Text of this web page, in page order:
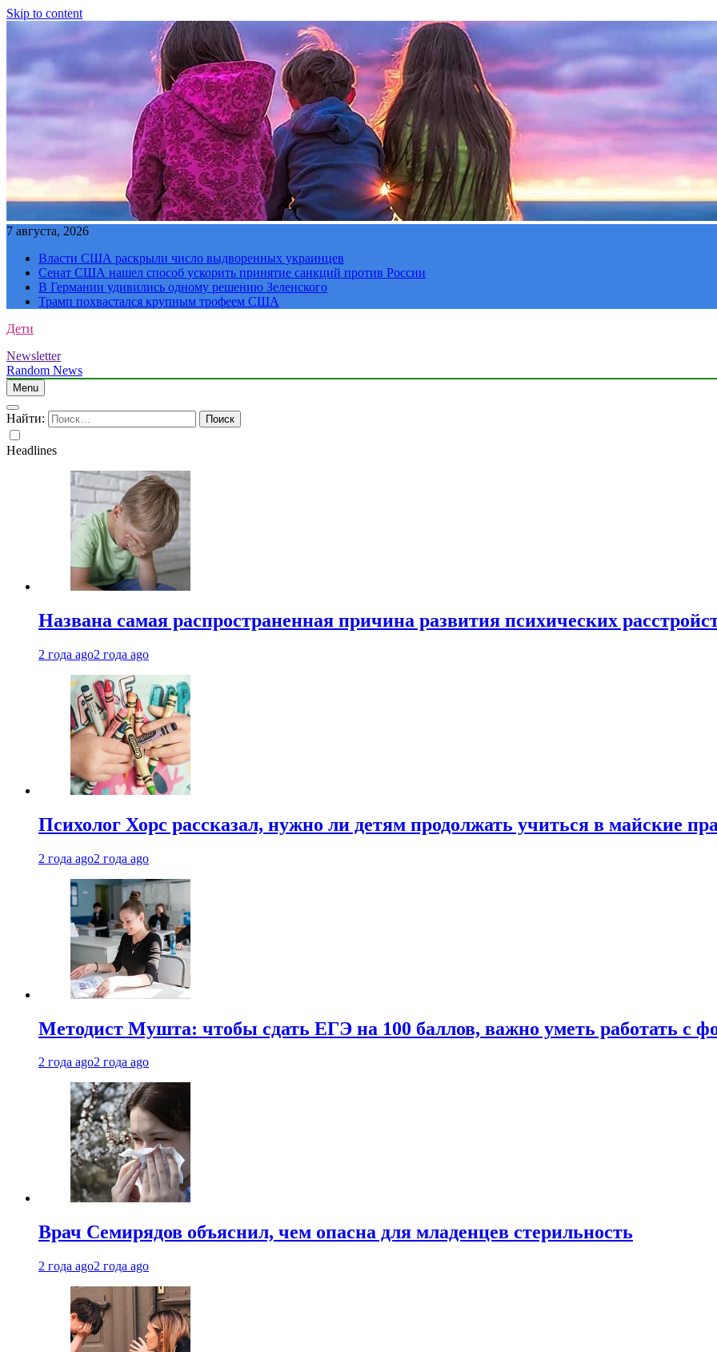
Skip to content
7 августа, 2026
Власти США раскрыли число выдворенных украинцев
Сенат США нашел способ ускорить принятие санкций против России
В Германии удивились одному решению Зеленского
Трамп похвастался крупным трофеем США
Дети
Newsletter
Random News
Menu
Найти:
Headlines
Названа самая распространенная причина развития психических
2 года ago2 года ago
Психолог Хорс рассказал, нужно ли детям продолжать учиться в майские
2 года ago2 года ago
Методист Мушта: чтобы сдать ЕГЭ на 100 баллов, важно уметь работать с
2 года ago2 года ago
Врач Семирядов объяснил, чем опасна для младенцев стерильность
2 года ago2 года ago